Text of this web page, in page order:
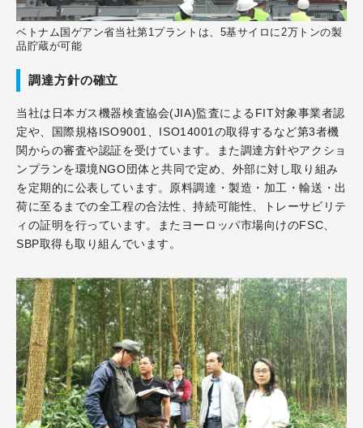
ベトナム国ゲアン省当社第1プラントは、5基サイロに2万トンの製
品貯蔵が可能
調達方針の確立
当社は日本ガス機器検査協会(JIA)監査によるFIT対象事業者認
定や、国際規格ISO9001、ISO14001の取得するなど第3者機
関からの審査や認証を受けています。また調達方針やアクショ
ンプランを環境NGO団体と共同で定め、外部に対し取り組み
を定期的に公表しています。原料調達・製造・加工・輸送・出
荷に至るまでの全工程の合法性、持続可能性、トレーサビリテ
ィの証明を行っています。またヨーロッパ市場向けのFSC、
SBP取得も取り組んでいます。